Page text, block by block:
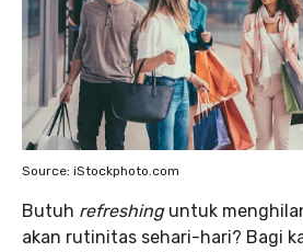
Source: iStockphoto.com
Butuh refreshing untuk
akan rutinitas sehari-hari? Bagi